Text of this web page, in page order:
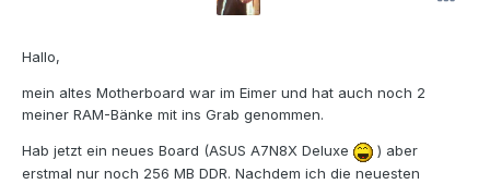
Hallo,
mein altes Motherboard war im Eimer und hat auch noch 2
meiner RAM-Bänke mit ins Grab genommen.
Hab jetzt ein neues Board (ASUS A7N8X Deluxe
) aber
erstmal nur noch 256 MB DDR. Nachdem ich die neuesten